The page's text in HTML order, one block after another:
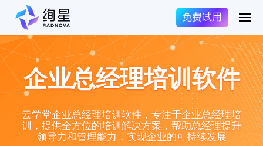
免费试用
企业总经理培训软件
云学堂企业总经理培训软件，专注于企业总经理培
训，提供全方位的培训解决方案，帮助总经理提升
领导力和管理能力，实现企业的可持续发展